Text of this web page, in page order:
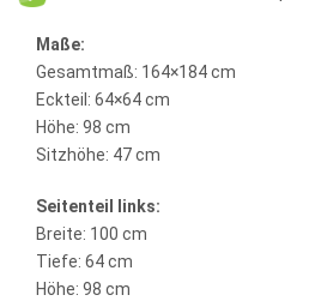
Maße:
Gesamtmaß: 164×184 cm
Eckteil: 64×64 cm
Höhe: 98 cm
Sitzhöhe: 47 cm
Seitenteil links:
Breite: 100 cm
Tiefe: 64 cm
Höhe: 98 cm